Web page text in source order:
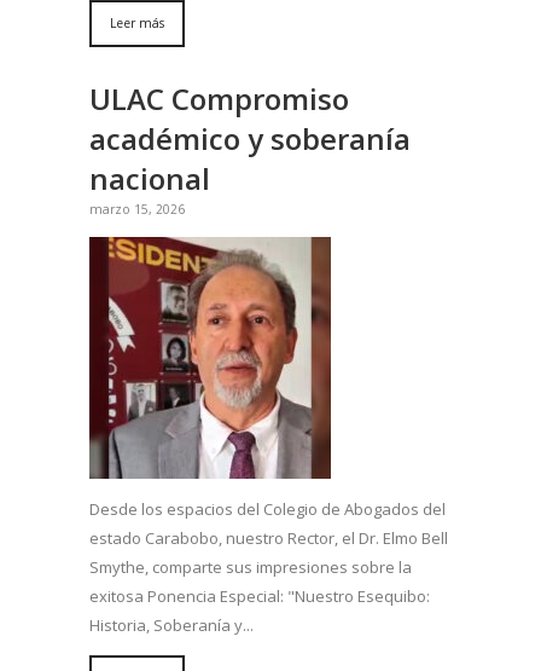
Leer más
ULAC Compromiso
académico y soberanía
nacional
marzo 15, 2026
Desde los espacios del Colegio de Abogados del
estado Carabobo, nuestro Rector, el Dr. Elmo Bell
Smythe, comparte sus impresiones sobre la
exitosa Ponencia Especial: "Nuestro Esequibo:
Historia, Soberanía y...